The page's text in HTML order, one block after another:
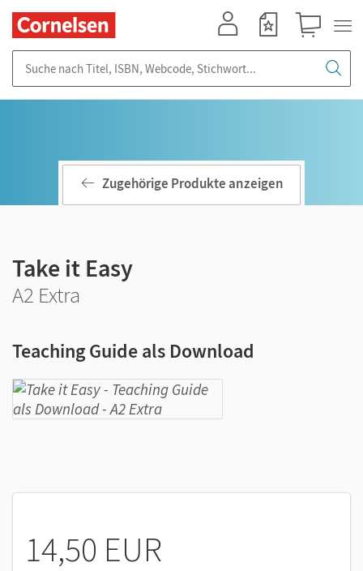
Zugehörige Produkte anzeigen
Take it Easy
A2 Extra
Teaching Guide als Download
14,50 EUR